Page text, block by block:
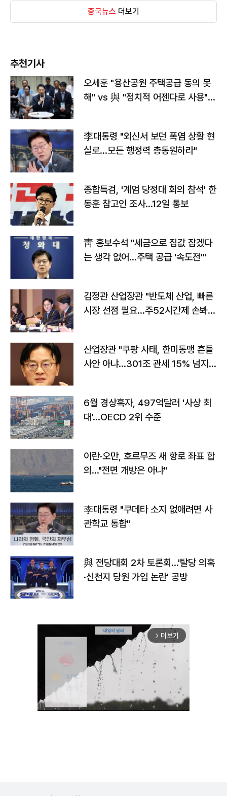
중국뉴스 더보기
추천기사
오세훈 "용산공원 주택공급 동의 못
해" vs 與 "정치적 어젠다로 사용"
李대통령 "외신서 보던 폭염 상황 현
실로…모든 행정력 총동원하라"
종합특검, '계엄 당정대 회의 참석' 한
동훈 참고인 조사...12일 통보
靑 홍보수석 "세금으로 집값 잡겠다
는 생각 없어…주택 공급 '속도전'"
김정관 산업장관 "반도체 산업, 빠른
시장 선점 필요…주52시간제 손봐
산업장관 "쿠팡 사태, 한미동맹 흔들
사안 아냐…301조 관세 15% 넘지
6월 경상흑자, 497억달러 '사상 최
대'…OECD 2위 수준
이란·오만, 호르무즈 새 항로 좌표 합
의…"전면 개방은 아냐"
李대통령 "쿠데타 소지 없애려면 사
관학교 통합"
與 전당대회 2차 토론회…'탈당 의혹
·신천지 당원 가입 논란' 공방
arrow_forward_ios 더보기